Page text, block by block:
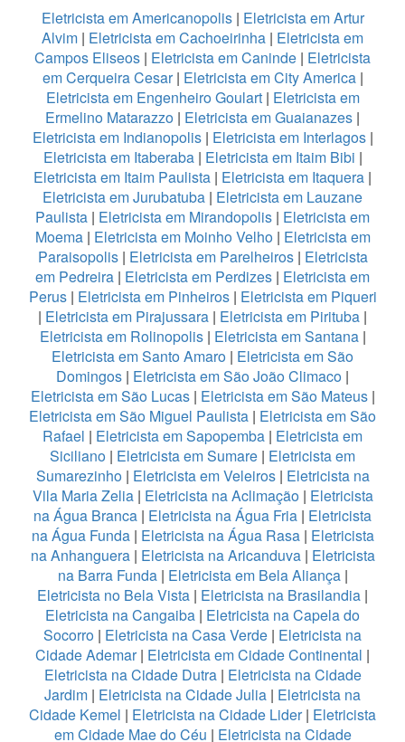
Eletricista em Americanopolis | Eletricista em Artur
Alvim | Eletricista em Cachoeirinha | Eletricista em
Campos Eliseos | Eletricista em Caninde | Eletricista
em Cerqueira Cesar| Eletricista em City America |
Eletricista em Engenheiro Goulart | Eletricista em
Ermelino Matarazzo | Eletricista em Guaianazes |
Eletricista em Indianopolis| Eletricista em Interlagos|
Eletricista em Itaberaba| Eletricista em Itaim Bibi |
Eletricista em Itaim Paulista | Eletricista em Itaquera |
Eletricista em Jurubatuba | Eletricista em Lauzane
Paulista | Eletricista em Mirandopolis | Eletricista em
Moema| Eletricista em Moinho Velho | Eletricista em
Paraisopolis| Eletricista em Parelheiros| Eletricista
em Pedreira | Eletricista em Perdizes | Eletricista em
Perus| Eletricista em Pinheiros| Eletricista em Piqueri
| Eletricista em Pirajussara | Eletricista em Pirituba |
Eletricista em Rolinopolis| Eletricista em Santana|
Eletricista em Santo Amaro | Eletricista em São
Domingos | Eletricista em São João Climaco |
Eletricista em São Lucas| Eletricista em São Mateus |
Eletricista em São Miguel Paulista | Eletricista em São
Rafael | Eletricista em Sapopemba | Eletricista em
Siciliano | Eletricista em Sumare | Eletricista em
Sumarezinho| Eletricista em Veleiros| Eletricista na
Vila Maria Zelia| Eletricista na Aclimação| Eletricista
na Água Branca | Eletricista na Água Fria | Eletricista
na Água Funda| Eletricista na Água Rasa | Eletricista
na Anhanguera| Eletricista na Aricanduva| Eletricista
na Barra Funda | Eletricista em Bela Aliança |
Eletricista no Bela Vista | Eletricista na Brasilandia |
Eletricista na Cangaiba | Eletricista na Capela do
Socorro | Eletricista na Casa Verde | Eletricista na
Cidade Ademar| Eletricista em Cidade Continental |
Eletricista na Cidade Dutra | Eletricista na Cidade
Jardim | Eletricista na Cidade Julia | Eletricista na
Cidade Kemel | Eletricista na Cidade Lider| Eletricista
em Cidade Mae do Céu | Eletricista na Cidade